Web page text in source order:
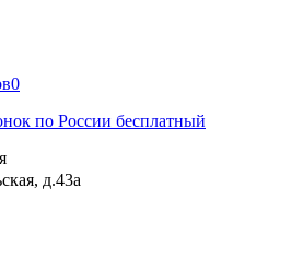
0
по России бесплатный
д.43а